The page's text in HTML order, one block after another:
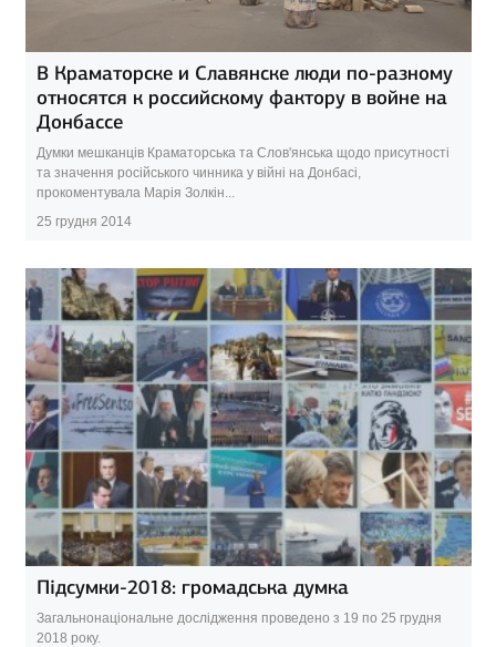
В Краматорске и Славянске люди по-разному
относятся к российскому фактору в войне на
Донбассе
Думки мешканців Краматорська та Слов'янська щодо присутності
та значення російського чинника у війні на Донбасі,
прокоментувала Марія Золкін...
25 грудня 2014
Підсумки-2018: громадська думка
Загальнонаціональне дослідження проведено з 19 по 25 грудня
2018 року.